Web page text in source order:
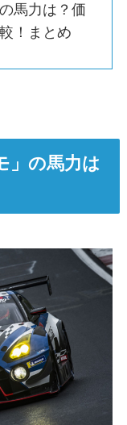
馬力は？価
！まとめ
」の馬力は